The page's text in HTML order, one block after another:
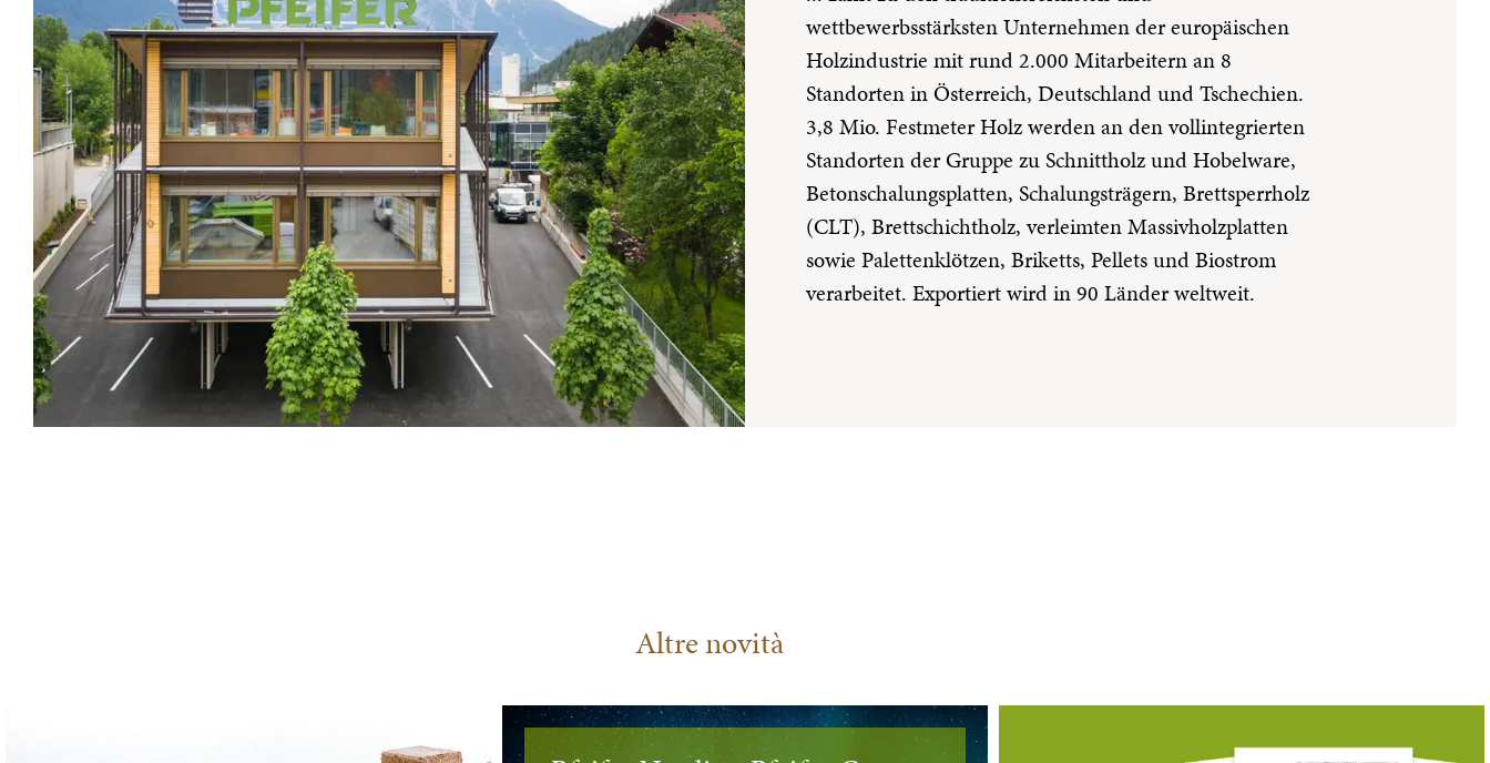
wettbewerbsstärksten Unternehmen der europäischen
Holzindustrie mit rund 2.000 Mitarbeitern an 8
Standorten in Österreich, Deutschland und Tschechien.
3,8 Mio. Festmeter Holz werden an den vollintegrierten
Standorten der Gruppe zu Schnittholz und Hobelware,
Betonschalungsplatten, Schalungsträgern, Brettsperrholz
(CLT), Brettschichtholz, verleimten Massivholzplatten
sowie Palettenklötzen, Briketts, Pellets und Biostrom
verarbeitet. Exportiert wird in 90 Länder weltweit.
Altre novità